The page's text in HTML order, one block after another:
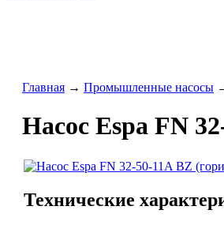
Главная → Промышленные насосы
Насос Espa FN
Технические